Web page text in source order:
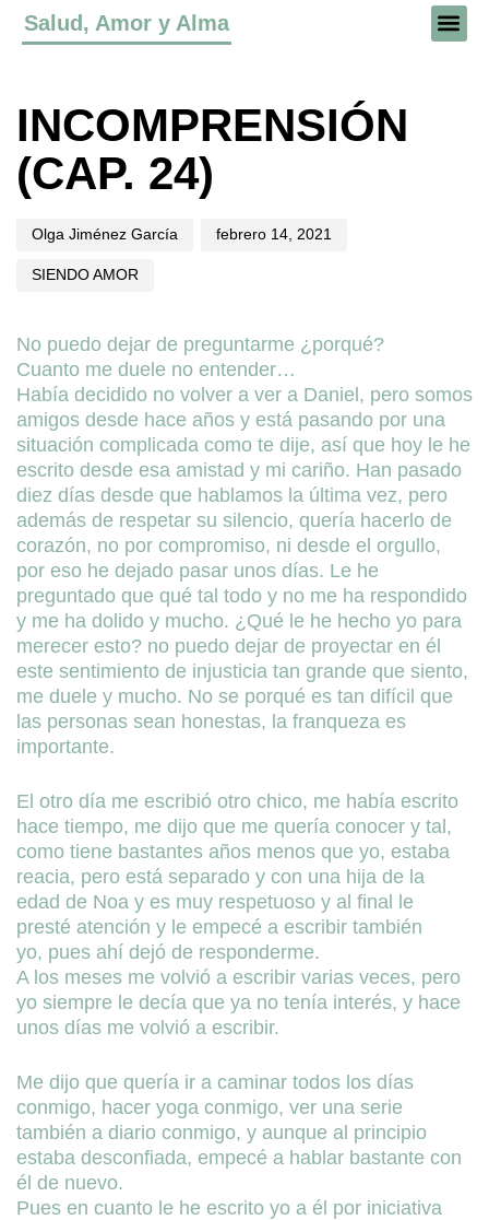
Salud, Amor y Alma
INCOMPRENSIÓN
(CAP. 24)
Olga Jiménez García
on:
febrero 14, 2021
SIENDO AMOR
No puedo dejar de preguntarme ¿porqué?
Cuanto me duele no entender…
Había decidido no volver a ver a Daniel, pero somos
amigos desde hace años y está pasando por una
situación complicada como te dije, así que hoy le he
escrito desde esa amistad y mi cariño. Han pasado
diez días desde que hablamos la última vez, pero
además de respetar su silencio, quería hacerlo de
corazón, no por compromiso, ni desde el orgullo,
por eso he dejado pasar unos días. Le he
preguntado que qué tal todo y no me ha respondido
y me ha dolido y mucho. ¿Qué le he hecho yo para
merecer esto? no puedo dejar de proyectar en él
este sentimiento de injusticia tan grande que siento,
me duele y mucho. No se porqué es tan difícil que
las personas sean honestas, la franqueza es
importante.
El otro día me escribió otro chico, me había escrito
hace tiempo, me dijo que me quería conocer y tal,
como tiene bastantes años menos que yo, estaba
reacia, pero está separado y con una hija de la
edad de Noa y es muy respetuoso y al final le
presté atención y le empecé a escribir también
yo, pues ahí dejó de responderme.
A los meses me volvió a escribir varias veces, pero
yo siempre le decía que ya no tenía interés, y hace
unos días me volvió a escribir.
Me dijo que quería ir a caminar todos los días
conmigo, hacer yoga conmigo, ver una serie
también a diario conmigo, y aunque al principio
estaba desconfiada, empecé a hablar bastante con
él de nuevo.
Pues en cuanto le he escrito yo a él por iniciativa